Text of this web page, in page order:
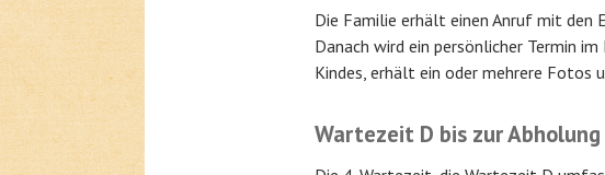
Die Familie erhält einen Anruf mit den
Danach wird ein persönlicher Termin
Kindes, erhält ein oder mehrere Fotos
Wartezeit D bis zur Abholung